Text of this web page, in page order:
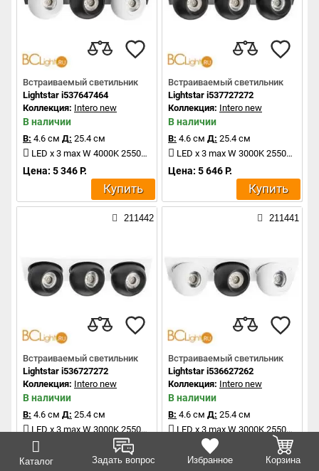
Каталог Задать вопрос Избранное Корзина
Встраиваемый светильник
Lightstar i537647464
Коллекция: Intero new
В наличии
В: 4.6 см Д: 25.4 см
LED x 3 max W 4000K 2550Lm
Цена: 5 346 Р.
Купить
Встраиваемый светильник
Lightstar i537727272
Коллекция: Intero new
В наличии
В: 4.6 см Д: 25.4 см
LED x 3 max W 3000K 2550Lm
Цена: 5 646 Р.
Купить
211442
Встраиваемый светильник
Lightstar i536727272
Коллекция: Intero new
В наличии
В: 4.6 см Д: 25.4 см
LED x 3 max W 3000K 2550Lm
Купить
211441
Встраиваемый светильник
Lightstar i536627262
Коллекция: Intero new
В наличии
В: 4.6 см Д: 25.4 см
LED x 3 max W 3000K 2550Lm
Цена: 5 646 Р.
Купить